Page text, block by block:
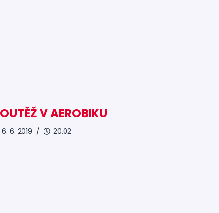
V AEROBIKU
6. 6. 2019 / 20.02